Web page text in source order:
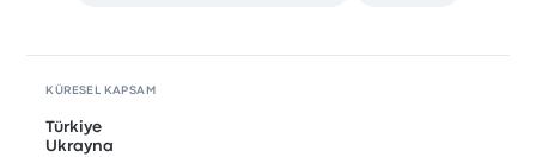
KÜRESEL KAPSAM
Türkiye
Ukrayna